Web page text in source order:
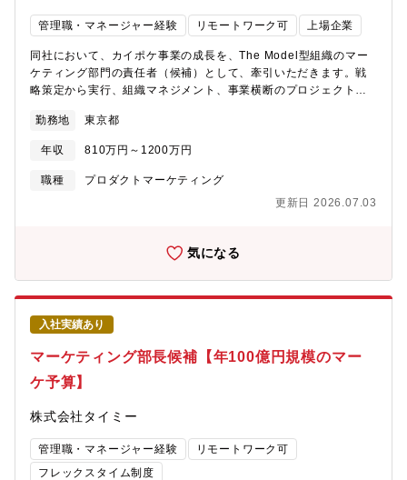
転換期をリードする面白さがあります。■「絵に描いた餅」で終わ
らない実行環境と裁量現在システム部門の強化を行っており、社
内のエンジニアや多職種と強力なタッグを組んで、自ら描いた戦
略を「動くシステム（次世代SFAやCDP基盤）」として実装し、
社会へデリバリーしていく大きな裁量を持てます。■リード獲得に
を目的としたマーケティングではなく、「医療・介護・福祉領域
を用いてアプローチします。UX（顧客体験）や業務プロセス全体
の再設計にまで踏み込むため、事業変革の牽引者としてのキャリ
えています。ゼロから仕組みや体制を構築していく経験を通じ
て、ご自身のチャレンジ精神を存分に発揮いただける環境で
に属しており、販促にとどまらず、企画・ブランディングまで一
貫して関わることが可能です。これにより、将来のキャリアの幅
を広げることができます。・マス市場から百貨店などのラグジュ
アリー市場、さらに美容室・サロン向けの卸領域まで、多様な販
ることで、様々なチャネルマーケット全体を俯瞰して捉える力が
にあります。そのため、成果次第で早期のキャリアアップが期待
できる、スピード感のある環境です。【組織のミッション】ReFa
化」に“ユーザー接点の最前線”で貢献する部門です。【組織構成】
カー 販促企画担当経験者・グローバルブランドアパレルVMD担当
者必要経験・能力
管理職・マネージャー経験 リモートワーク可 上場企業
同社において、カイポケ事業の成長を、The Model型組織のマー
ケティング部門の責任者（候補）として、牽引いただきます。戦
略策定から実行、組織マネジメント、事業横断のプロジェクトマ
護事業者のマーケットリサーチ（市場予測、競合調査、販売チャ
ネル分析）を基にした4Pの立案・実行■4Pを変数としたマーケテ
ィング戦略の立案から実行■市場調査・競合調査■マーケティング
部門とセールス部門の連携■プロダクトへのFB・改善■プライシン
ング領域）■30名規模の組織マネジメント■人材採用・育成・仕組
部門横断で発生するイシューに対してのプロジェクトマネジメン
ト■介護事業者のニーズ抽出、市場調査、カイポケのデータ分析を
もとにした新規サービスの企画開発【ポジションの魅力】■マーケ
ット・顧客特性上エンタープライズが少なく、SMB中心でターゲ
ット事業所数が多い（250,000事業所数以上）・日本に残された
数少ない成長市場（業態によっては事業所数の成長率は10%以上/
年）■プロダクト＆マーケティング・業態によって顧客ニーズが異
なるため、自社プロダクトの機能の設計方法や競合の力関係も異
なり、市場は複雑で取りうる戦略の幅が広い・顧客がSMB中心＆
サイドセールス主体での販促活動で、論理的・分析的に施策を実
行できる■データ活用・認可制のビジネスのため公開情報が多く、
多種多様な観点からデータ分析が可能・カイポケ会員53,100事業
所を超える顧客データから顧客の抱えるリアルな課題を定量的に
勤務地 東京都
年収 810万円～1200万円
職種
プロダクトマーケティング
更新日 2026.07.03
気になる
入社実績あり
マーケティング部長候補【年100億円規模のマー
ケ予算】
株式会社タイミー
管理職・マネージャー経験
リモートワーク可
フレックスタイム制度